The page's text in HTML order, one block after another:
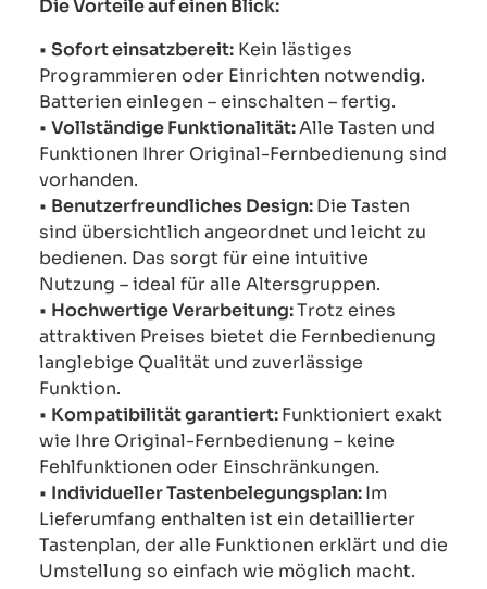
Die Vorteile auf einen Blick:
• Sofort einsatzbereit: Kein lästiges
Programmieren oder Einrichten notwendig.
Batterien einlegen – einschalten – fertig.
• Vollständige Funktionalität:Alle Tasten und
Funktionen Ihrer Original-Fernbedienung sind
vorhanden.
• Benutzerfreundliches Design:Die Tasten
sind übersichtlich angeordnet und leicht zu
bedienen. Das sorgt für eine intuitive
Nutzung – ideal für alle Altersgruppen.
• Hochwertige Verarbeitung:Trotz eines
attraktiven Preises bietet die Fernbedienung
langlebige Qualität und zuverlässige
Funktion.
• Kompatibilität garantiert:Funktioniert exakt
wie Ihre Original-Fernbedienung – keine
Fehlfunktionen oder Einschränkungen.
• Individueller Tastenbelegungsplan:Im
Lieferumfang enthalten ist ein detaillierter
Tastenplan, der alle Funktionen erklärt und die
Umstellung so einfach wie möglich macht.